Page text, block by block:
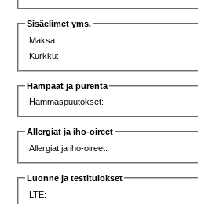
Sisäelimet yms.
Maksa:
Kurkku:
Hampaat ja purenta
Hammaspuutokset:
Allergiat ja iho-oireet
Allergiat ja iho-oireet:
Luonne ja testitulokset
LTE: